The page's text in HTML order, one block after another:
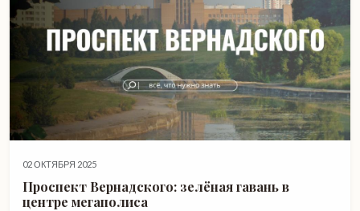
02 ОКТЯБРЯ 2025
Проспект Вернадского: зелёная гавань в
центре мегаполиса